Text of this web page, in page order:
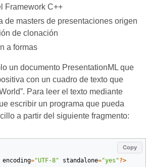
Framework C++
de masters de presentaciones origen
de clonación
a formas
un documento PresentationML que
con un cuadro de texto que
Para leer el texto mediante
escribir un programa que pueda
a partir del siguiente fragmento:
Copy
encoding="UTF-8" standalone="yes"?>